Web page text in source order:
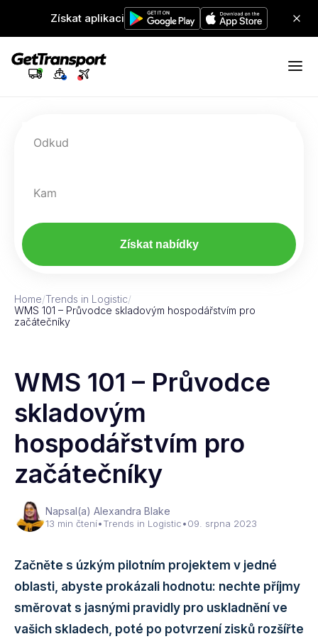
Získat aplikaci
Odkud
Kam
Získat nabídky
Home/Trends in Logistic/
WMS 101 – Průvodce skladovým hospodářstvím pro
začátečníky
WMS 101 – Průvodce
skladovým
hospodářstvím pro
začátečníky
Napsal(a) Alexandra Blake
13 min čtení•Trends in Logistic•09. srpna 2023
Začněte s úzkým pilotním projektem v jedné
oblasti, abyste prokázali hodnotu: nechte příjmy
směrovat s jasnými pravidly pro uskladnění ve
vašich skladech, poté po potvrzení zisků rozšířte